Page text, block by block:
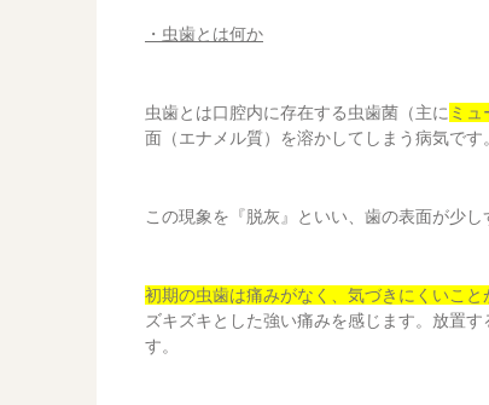
・虫歯とは何か
虫歯とは口腔内に存在する虫歯菌（主に ミ
面（エナメル質）を溶かしてしまう病気です。
この現象を『脱灰』といい、歯の表面が少
初期の虫歯は痛みがなく、気づきにくいこと
ズキズキとした強い痛みを感じます。放置
す。